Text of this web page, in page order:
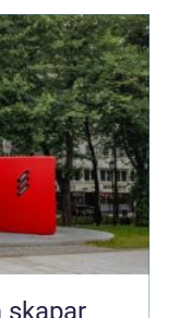
skapar